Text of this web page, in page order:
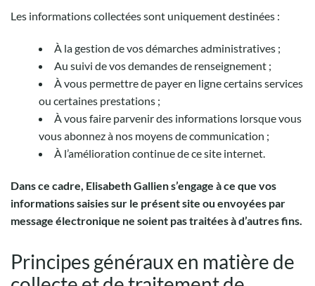
Les informations collectées sont uniquement destinées :
À la gestion de vos démarches administratives ;
Au suivi de vos demandes de renseignement ;
À vous permettre de payer en ligne certains services
ou certaines prestations ;
À vous faire parvenir des informations lorsque vous
vous abonnez à nos moyens de communication ;
À l’amélioration continue de ce site internet.
Dans ce cadre, Elisabeth Gallien s’engage à ce que vos
informations saisies sur le présent site ou envoyées par
message électronique ne soient pas traitées à d’autres fins.
Principes généraux en matière de